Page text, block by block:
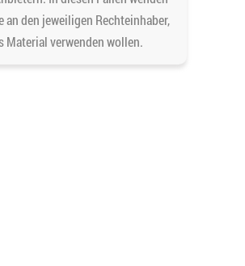
an den jeweiligen Rechteinhaber,
Material verwenden wollen.